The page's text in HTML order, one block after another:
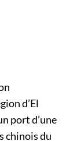
d’El
port d’une
chinois du